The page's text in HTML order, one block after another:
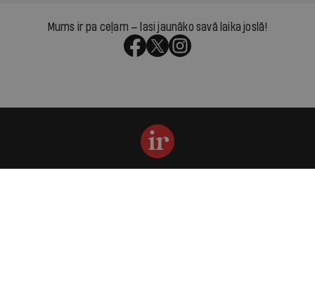
Mums ir pa ceļam — lasi jaunāko savā laika joslā!